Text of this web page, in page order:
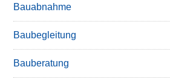
Bauabnahme
Baubegleitung
Bauberatung